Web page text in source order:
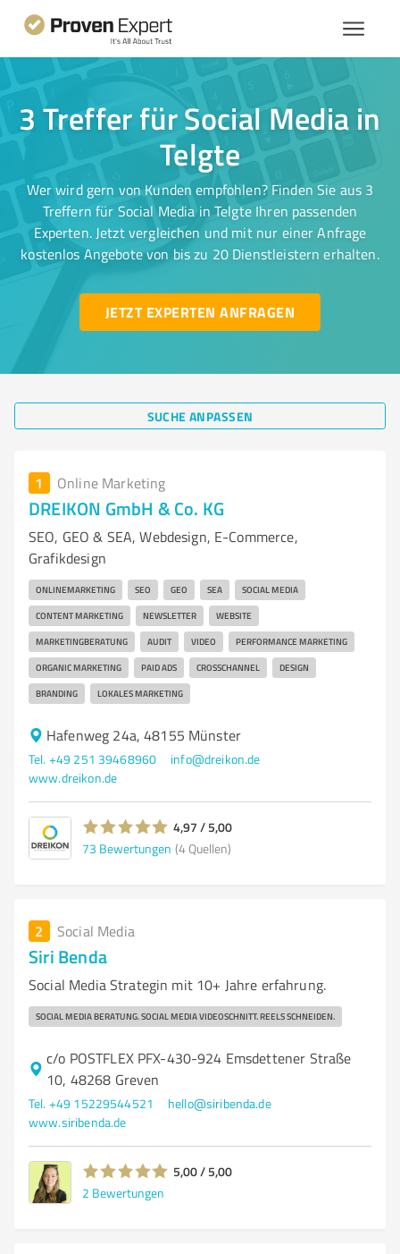
3 Treffer für Social Media in
Telgte
Wer wird gern von Kunden empfohlen? Finden Sie aus 3
Treffern für Social Media in Telgte Ihren passenden
Experten. Jetzt vergleichen und mit nur einer Anfrage
kostenlos Angebote von bis zu 20 Dienstleistern erhalten.
JETZT EXPERTEN ANFRAGEN
SUCHE ANPASSEN
1 Online Marketing
DREIKON GmbH & Co. KG
SEO, GEO & SEA, Webdesign, E-Commerce,
Grafikdesign
ONLINEMARKETING SEO GEO SEA SOCIAL MEDIA
CONTENT MARKETING NEWSLETTER WEBSITE
MARKETINGBERATUNG AUDIT VIDEO PERFORMANCE MARKETING
ORGANIC MARKETING PAID ADS CROSSCHANNEL DESIGN
BRANDING LOKALES MARKETING
Hafenweg 24a, 48155 Münster
Tel. +49 251 39468960
info@dreikon.de
www.dreikon.de
4,97 / 5,00
73 Bewertungen (4 Quellen)
2 Social Media
Siri Benda
Social Media Strategin mit 10+ Jahre erfahrung.
SOCIAL MEDIA BERATUNG. SOCIAL MEDIA VIDEOSCHNITT. REELS SCHNEIDEN.
c/o POSTFLEX PFX-430-924 Emsdettener Straße
10, 48268 Greven
Tel. +49 15229544521
hello@siribenda.de
www.siribenda.de
5,00 / 5,00
2 Bewertungen